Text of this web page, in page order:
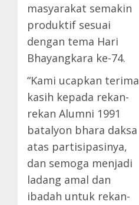
masyarakat semakin
produktif sesuai
dengan tema Hari
Bhayangkara ke-74.
“Kami ucapkan terima
kasih kepada rekan-
rekan Alumni 1991
batalyon bhara daksa
atas partisipasinya,
dan semoga menjadi
ladang amal dan
ibadah untuk rekan-